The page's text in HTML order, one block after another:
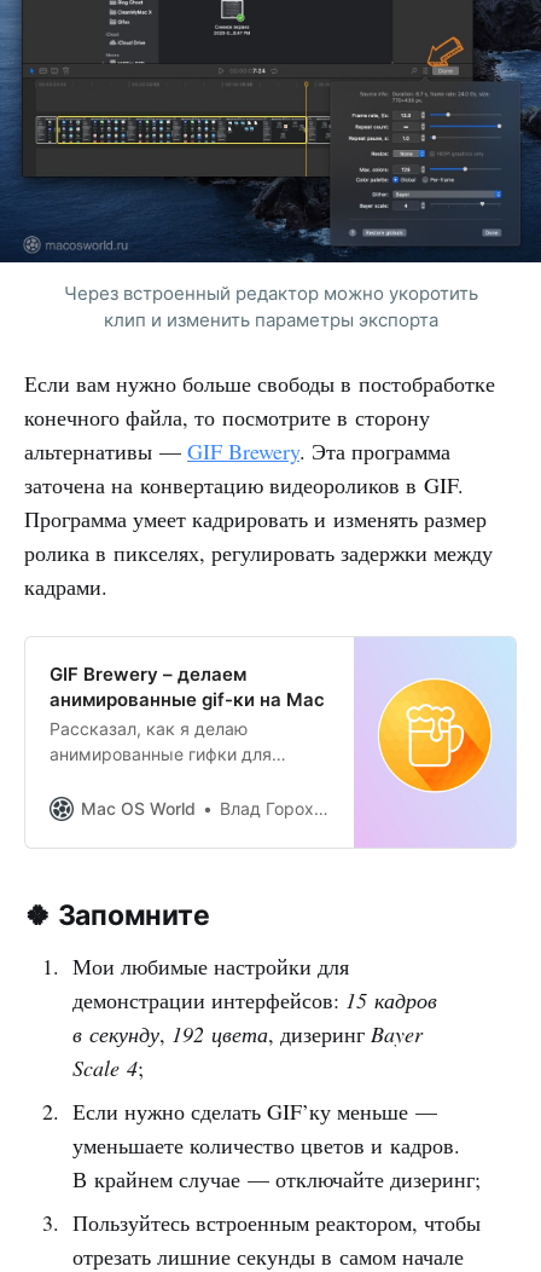
Через встроенный редактор можно укоротить
клип и изменить параметры экспорта
Если вам нужно больше свободы в постобработке
конечного файла, то посмотрите в сторону
альтернативы — GIF Brewery. Эта программа
заточена на конвертацию видеороликов в GIF.
Программа умеет кадрировать и изменять размер
ролика в пикселях, регулировать задержки между
кадрами.
GIF Brewery – делаем
анимированные gif-ки на Mac
Рассказал, как я делаю
анимированные гифки для
Mac OS World
Влад Гороховский
🍀 Запомните
Мои любимые настройки для
демонстрации интерфейсов: 15 кадров
в секунду, 192 цвета, дизеринг Bayer
Scale 4;
Если нужно сделать GIF’ку меньше —
уменьшаете количество цветов и кадров.
В крайнем случае — отключайте дизеринг;
Пользуйтесь встроенным реактором, чтобы
отрезать лишние секунды в самом начале